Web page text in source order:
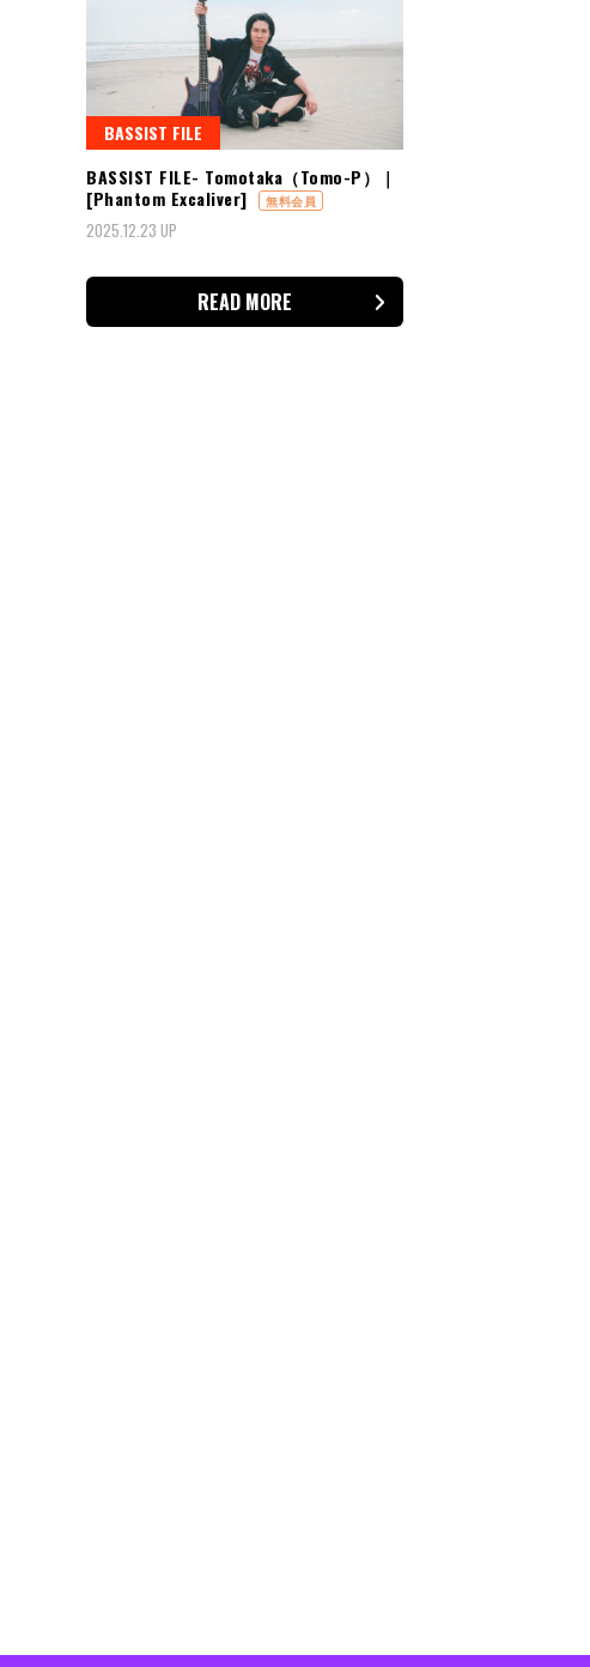
BASSIST FILE
BASSIST FILE- Tomotaka（Tomo-P）｜
[Phantom Excaliver]
無料会員
2025.12.23 UP
READ MORE